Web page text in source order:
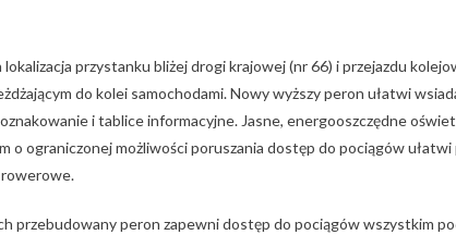
lokalizacja przystanku bliżej drogi krajowej (nr 66) i przejazdu
do kolei samochodami. Nowy wyższy peron ułatwi
i tablice informacyjne. Jasne, energooszczędne
o ograniczonej możliwości poruszania dostęp do pociągów
przebudowany peron zapewni dostęp do pociągów wszystkim